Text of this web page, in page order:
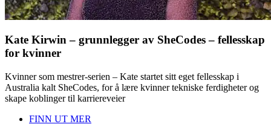
Kate Kirwin – grunnlegger av SheCodes – fellesskap
for kvinner
Kvinner som mestrer-serien – Kate startet sitt eget fellesskap i
Australia kalt SheCodes, for å lære kvinner tekniske ferdigheter og
skape koblinger til karriereveier
FINN UT MER